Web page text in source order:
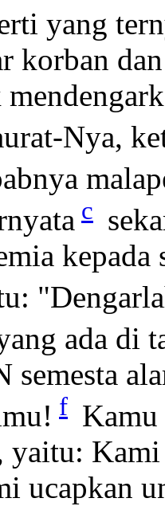
yang
korban
Nya,
c
kepada
ada di
semesta
f Kamu
yaitu:
ucapkan